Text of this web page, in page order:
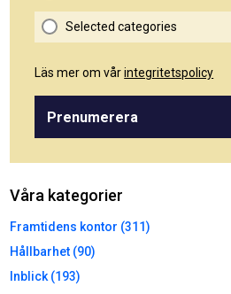
Selected categories
Läs mer om vårintegritetspolicy
Prenumerera
Våra kategorier
Framtidens kontor (311)
Hållbarhet (90)
Inblick (193)